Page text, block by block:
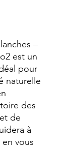
–
est un
pour
naturelle
des
de
à
vous